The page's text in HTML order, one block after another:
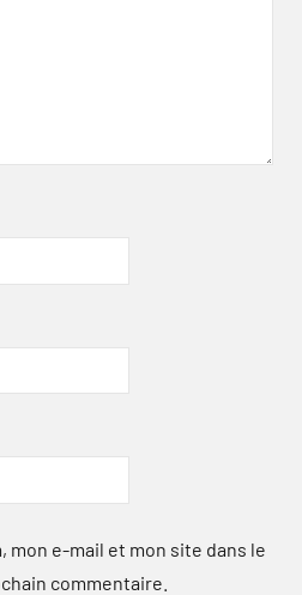
mon e-mail et mon site dans le
commentaire.